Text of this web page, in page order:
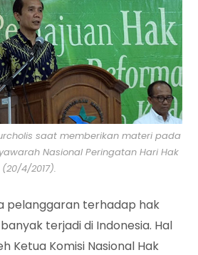
saat memberikan materi pada
Nasional Peringatan Hari Hak
4/2017).
pelanggaran terhadap hak
terjadi di Indonesia. Hal
Ketua Komisi Nasional Hak